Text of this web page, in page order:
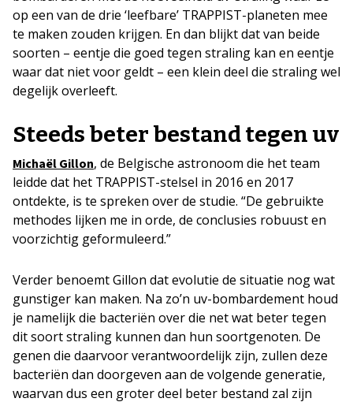
op een van de drie ‘leefbare’ TRAPPIST-planeten mee
te maken zouden krijgen. En dan blijkt dat van beide
soorten – eentje die goed tegen straling kan en eentje
waar dat niet voor geldt – een klein deel die straling wel
degelijk overleeft.
Steeds beter bestand tegen uv
Michaël Gillon, de Belgische astronoom die het team
leidde dat het TRAPPIST-stelsel in 2016 en 2017
ontdekte, is te spreken over de studie. “De gebruikte
methodes lijken me in orde, de conclusies robuust en
voorzichtig geformuleerd.”
Verder benoemt Gillon dat evolutie de situatie nog wat
gunstiger kan maken. Na zo’n uv-bombardement houd
je namelijk die bacteriën over die net wat beter tegen
dit soort straling kunnen dan hun soortgenoten. De
genen die daarvoor verantwoordelijk zijn, zullen deze
bacteriën dan doorgeven aan de volgende generatie,
waarvan dus een groter deel beter bestand zal zijn